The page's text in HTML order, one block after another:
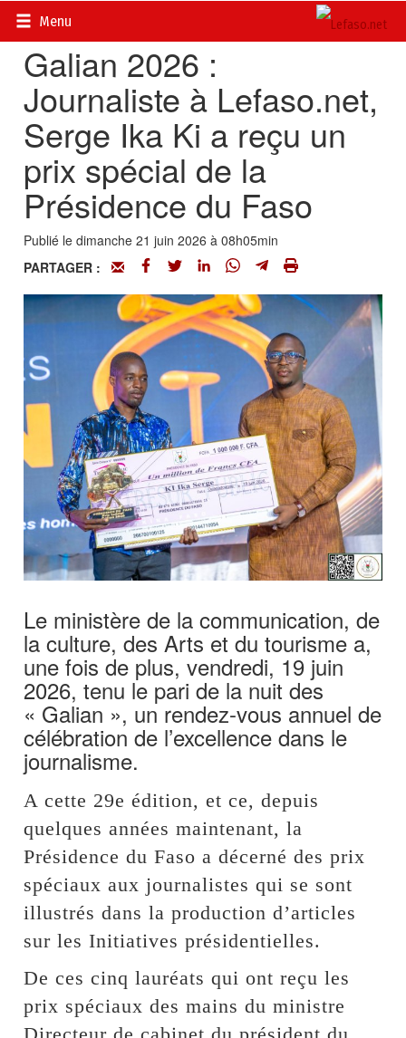
Menu
Accueil>
Galian 2026 :
Journaliste à Lefaso.net,
Serge Ika Ki a reçu un
prix spécial de la
Présidence du Faso
Publié le dimanche 21 juin 2026 à 08h05min
PARTAGER :
Le ministère de la communication, de
la culture, des Arts et du tourisme a,
une fois de plus, vendredi, 19 juin
2026, tenu le pari de la nuit des
« Galian », un rendez-vous annuel de
célébration de l’excellence dans le
journalisme.
A cette 29e édition, et ce, depuis
quelques années maintenant, la
Présidence du Faso a décerné des prix
spéciaux aux journalistes qui se sont
illustrés dans la production d’articles
sur les Initiatives présidentielles.
De ces cinq lauréats qui ont reçu les
prix spéciaux des mains du ministre